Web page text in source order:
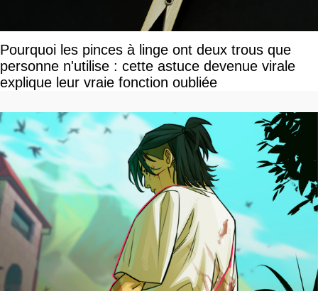
Pourquoi les pinces à linge ont deux trous que
personne n'utilise : cette astuce devenue virale
explique leur vraie fonction oubliée